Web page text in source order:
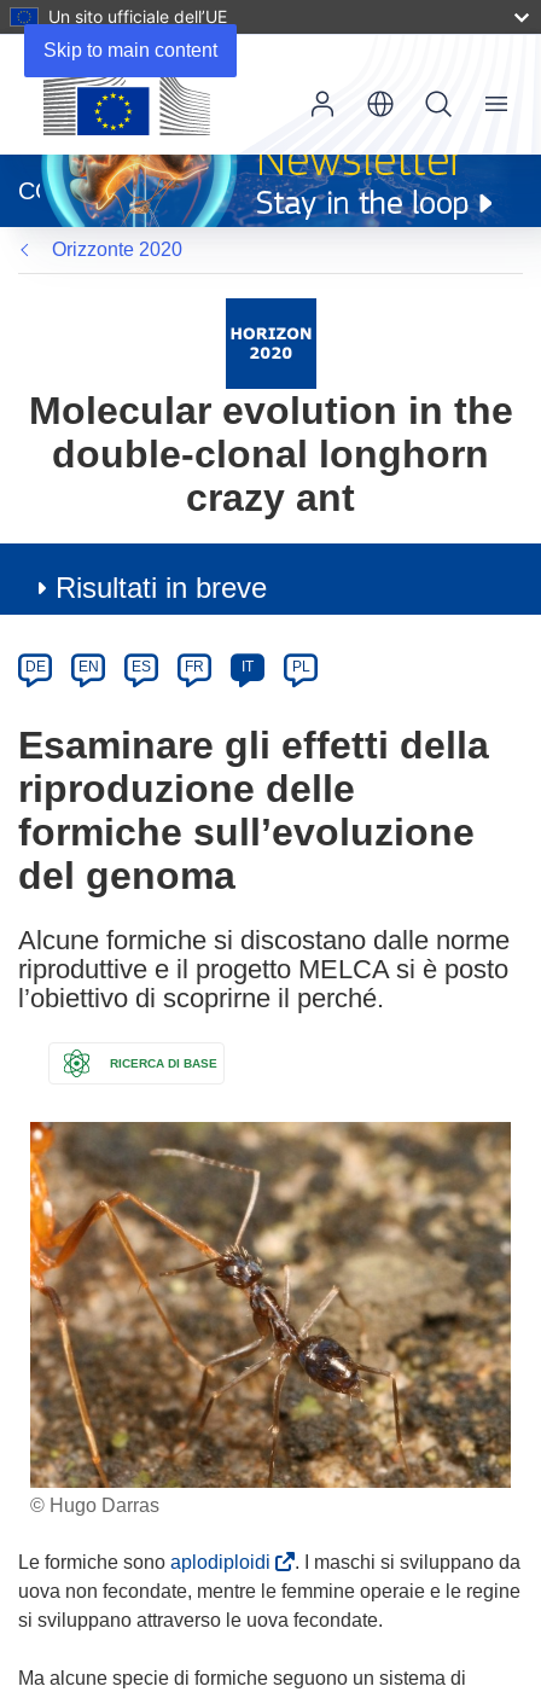
Skip to main content
Un sito ufficiale dell’UE
apre
in
una
nuova
finestra)
CORDIS
Menu
Orizzonte 2020
Molecular evolution in the
double-clonal longhorn
crazy ant
Risultati in breve
Category
Article
available
the
following
languages:
DE EN ES FR IT PL
Esaminare gli effetti della
riproduzione delle
formiche sull’evoluzione
del genoma
Alcune formiche si discostano dalle norme
riproduttive e il progetto MELCA si è posto
l’obiettivo di scoprirne il perché.
RICERCA DI BASE
© Hugo Darras
Le formiche sono aplodiploidi
s
i
p
. I maschi si sviluppano da
uova non fecondate, mentre le femmine operaie e le regine
si sviluppano attraverso le uova fecondate.
Ma alcune specie di formiche seguono un sistema di